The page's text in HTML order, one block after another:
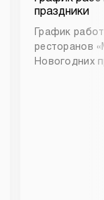
праздники
График
ресторанов
Новогодних